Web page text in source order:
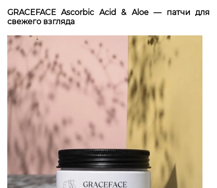
GRACEFACE Ascorbic Acid & Aloe — патчи для
свежего взгляда